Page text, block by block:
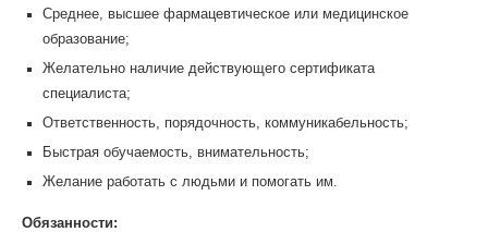
Среднее, высшее фармацевтическое или медицинское
образование;
Желательно наличие действующего сертификата
специалиста;
Ответственность, порядочность, коммуникабельность;
Быстрая обучаемость, внимательность;
Желание работать с людьми и помогать им.
Обязанности: